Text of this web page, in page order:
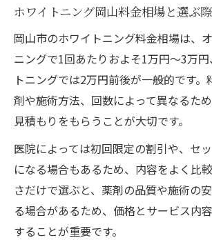
ニング岡山情報
信頼できるホワイトニング医院
ント
ホワイトニング岡山で信頼で
び方
岡山市で人気のホワイトニン
とは
ホワイトニング岡山駅近くの
院の条件
カウンセリング重視！ホワイ
選びのコツ
ホワイトニング岡山料金相場と選ぶ
岡山市のホワイトニング料金相場は、
ニングで1回あたりおよそ1万円～3万
トニングでは2万円前後が一般的です
剤や施術方法、回数によって異なるた
見積もりをもらうことが大切です。
医院によっては初回限定の割引や、セ
になる場合もあるため、内容をよく比
さだけで選ぶと、薬剤の品質や施術の
る場合があるため、価格とサービス内
することが重要です。